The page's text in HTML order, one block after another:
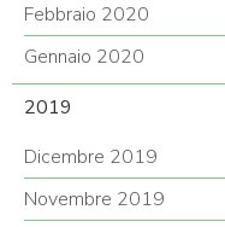
Febbraio 2020
Gennaio 2020
2019
Dicembre 2019
Novembre 2019